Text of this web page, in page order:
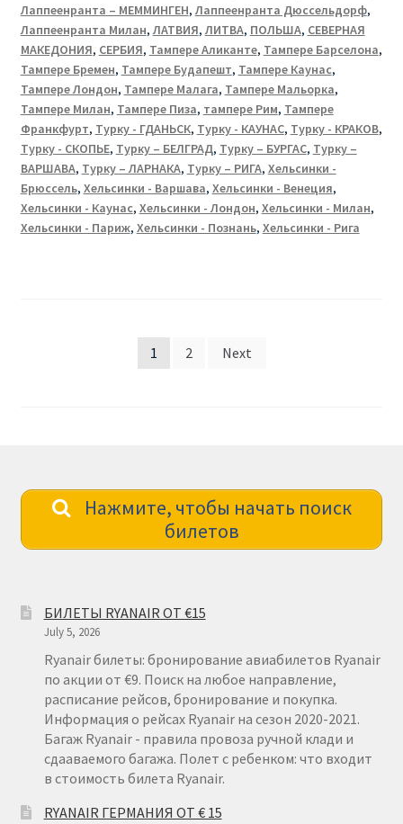
Лаппеенранта – МЕММИНГЕН,Лаппеенранта Дюссельдорф,
Лаппеенранта Милан,ЛАТВИЯ,ЛИТВА, ПОЛЬША, СЕВЕРНАЯ
МАКЕДОНИЯ, СЕРБИЯ, Тампере Аликанте, Тампере Барселона,
Тампере Бремен, Тампере Будапешт, Тампере Каунас,
Тампере Лондон, Тампере Малага, Тампере Мальорка,
Тампере Милан, Тампере Пиза, тампере Рим, Тампере
Франкфурт, Турку - ГДАНЬСК, Турку - КАУНАС, Турку - КРАКОВ,
Турку - СКОПЬЕ, Турку – БЕЛГРАД, Турку – БУРГАС, Турку –
ВАРШАВА, Турку – ЛАРНАКА, Турку – РИГА, Хельсинки -
Брюссель, Хельсинки - Варшава, Хельсинки - Венеция,
Хельсинки - Каунас, Хельсинки - Лондон, Хельсинки - Милан,
Хельсинки - Париж, Хельсинки - Познань, Хельсинки - Рига
1 2 Next
Нажмите, чтобы начать поиск
билетов
БИЛЕТЫ RYANAIR ОТ €15
July 5, 2026
Ryanair билеты: бронирование авиабилетов Ryanair
по акции от €9. Поиск на любое направление,
расписание рейсов, бронирование и покупка.
Информация о рейсах Ryanair на сезон 2020-2021.
Багаж Ryanair - правила провоза ручной клади и
сдааваемого багажа. Полет с ребенком: что входит
в стоимость билета Ryanair.
RYANAIR ГЕРМАНИЯ ОТ € 15